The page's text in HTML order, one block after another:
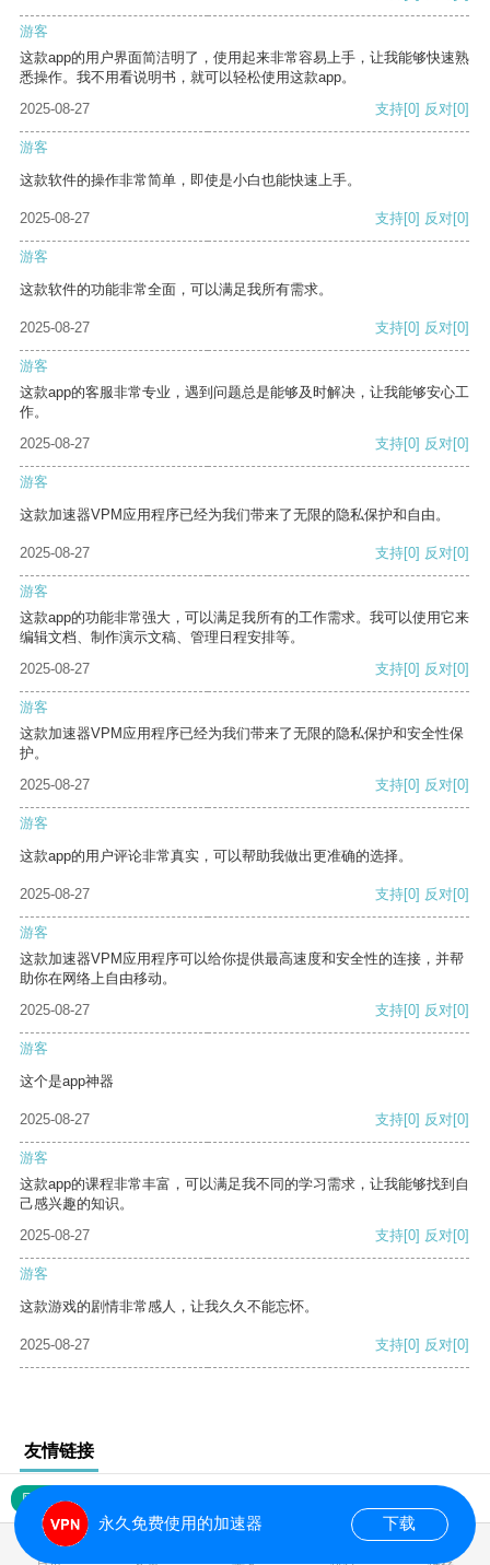
游客
这款app的用户界面简洁明了，使用起来非常容易上手，让我能够快速熟
悉操作。我不用看说明书，就可以轻松使用这款app。
2025-08-27
支持[0] 反对[0]
游客
这款软件的操作非常简单，即使是小白也能快速上手。
2025-08-27 支持[0] 反对[0]
游客
这款软件的功能非常全面，可以满足我所有需求。
2025-08-27 支持[0] 反对[0]
游客
这款app的客服非常专业，遇到问题总是能够及时解决，让我能够安心工
作。
2025-08-27
支持[0] 反对[0]
游客
这款加速器VPM应用程序已经为我们带来了无限的隐私保护和自由。
2025-08-27 支持[0] 反对[0]
游客
这款app的功能非常强大，可以满足我所有的工作需求。我可以使用它来
编辑文档、制作演示文稿、管理日程安排等。
2025-08-27
支持[0] 反对[0]
游客
这款加速器VPM应用程序已经为我们带来了无限的隐私保护和安全性保
护。
2025-08-27
支持[0] 反对[0]
游客
这款app的用户评论非常真实，可以帮助我做出更准确的选择。
2025-08-27 支持[0] 反对[0]
游客
这款加速器VPM应用程序可以给你提供最高速度和安全性的连接，并帮
助你在网络上自由移动。
2025-08-27
支持[0] 反对[0]
游客
这个是app神器
2025-08-27 支持[0] 反对[0]
游客
这款app的课程非常丰富，可以满足我不同的学习需求，让我能够找到自
己感兴趣的知识。
2025-08-27
支持[0] 反对[0]
游客
这款游戏的剧情非常感人，让我久久不能忘怀。
2025-08-27 支持[0] 反对[0]
友情链接
网站地图
永久免费使用的加速器 下载